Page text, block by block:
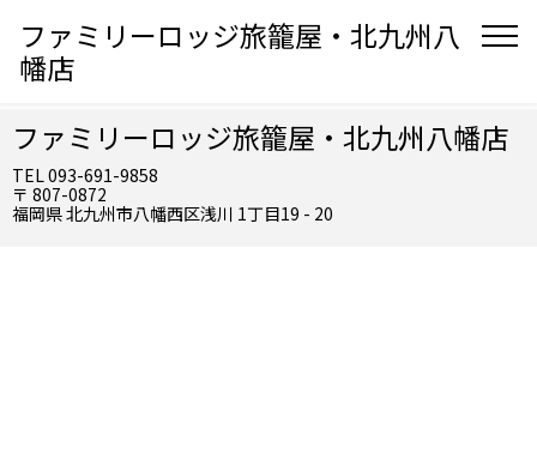
ファミリーロッジ旅籠屋・北九州八
幡店
ファミリーロッジ旅籠屋・北九州八幡店
TEL 093-691-9858
〒 807-0872
福岡県 北九州市八幡西区浅川 1丁目19 - 20